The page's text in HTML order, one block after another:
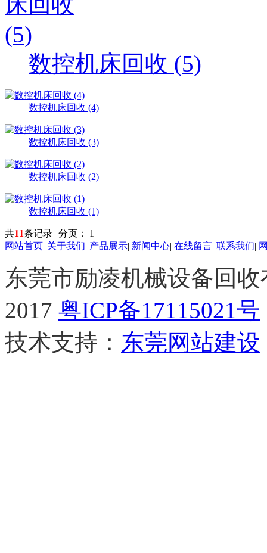
数控机床回收 (5)
数控机床回收 (4)
数控机床回收 (3)
数控机床回收 (2)
数控机床回收 (1)
共11条记录 分页：
1
网站首页| 关于我们| 产品展示| 新闻中心| 在线留言| 联系我们|
东莞市励凌机械设备回
2017 粤ICP备17115021号
技术支持： 东莞网站建设